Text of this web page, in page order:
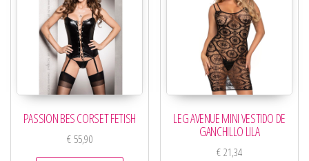
PASSION BES CORSET FETISH
€55,90
LEG AVENUE MINI VESTIDO DE
GANCHILLO LILA
€21,34